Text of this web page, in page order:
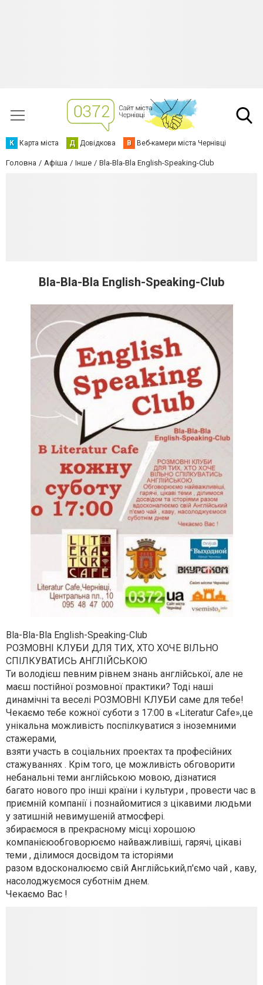
К Карта міста Д Довідкова В Веб-камери міста Чернівці
Головна Афіша Інше Bla-Bla-Bla English-Speaking-Club
Bla-Bla-Bla English-Speaking-Club
Bla-Bla-Bla English-Speaking-Club
РОЗМОВНІ КЛУБИ ДЛЯ ТИХ, ХТО ХОЧЕ ВІЛЬНО
СПІЛКУВАТИСЬ АНГЛІЙСЬКОЮ
Ти володієш певним рівнем знань англійської, але не
маєш постійної розмовної практики? Тоді наші
динамічні та веселі РОЗМОВНІ КЛУБИ саме для тебе!
Чекаємо тебе кожної суботи з 17:00 в «Literatur Cafe»,це
унікальна можливість поспілкуватися з іноземними
стажерами,
взяти участь в соціальних проектах та професійних
стажуваннях . Крім того, це можливість обговорити
небанальні теми англійською мовою, дізнатися
багато нового про інші країни і культури , провести час в
приємній компанії і познайомитися з цікавими людьми
у затишній невимушеній атмосфері.
збираємося в прекрасному місці хорошою
компанієюобговорюємо найважливіші, гарячі, цікаві
теми , ділимося досвідом та історіями
разом вдосконалюємо свій Англійський,п'ємо чай , каву,
насолоджуємося суботнім днем.
Чекаємо Вас !